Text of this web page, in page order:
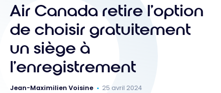
Air Canada retire l’option
de choisir gratuitement
un siège à
l’enregistrement
Jean-Maximilien Voisine
25 avril 2024